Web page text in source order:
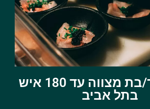
אירועי בר/בת מצווה עד 180 איש
בתל אביב